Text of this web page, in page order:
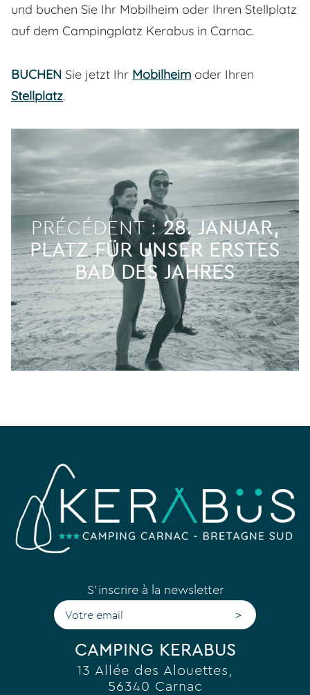
und buchen Sie Ihr Mobilheim oder Ihren Stellplatz
auf dem Campingplatz Kerabus in Carnac.
BUCHEN Sie jetzt Ihr Mobilheim oder Ihren
Stellplatz.
PRÉCÉDENT :28. JANUAR,
PLATZ FÜR UNSER ERSTES
BAD DES JAHRES
S'inscrire à la newsletter
>
CAMPING KERABUS
13 Allée des Alouettes,
56340 Carnac